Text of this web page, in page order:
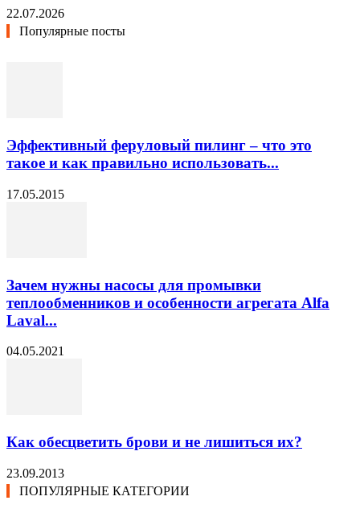
22.07.2026
Популярные посты
Эффективный феруловый пилинг – что это
такое и как правильно использовать...
17.05.2015
Зачем нужны насосы для промывки
теплообменников и особенности агрегата Alfa
Laval...
04.05.2021
Как обесцветить брови и не лишиться их?
23.09.2013
ПОПУЛЯРНЫЕ КАТЕГОРИИ